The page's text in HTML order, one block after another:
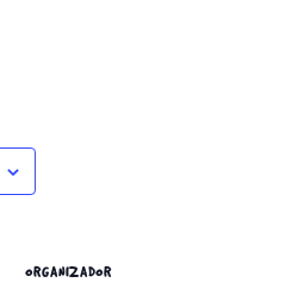
ORGANIZADOR